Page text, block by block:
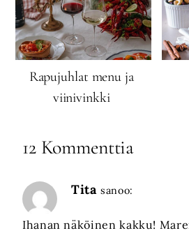
Rapujuhlat menu ja
viinivinkki
12 Kommenttia
Tita sanoo:
Ihanan näköinen kakku!